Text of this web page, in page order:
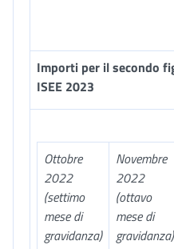
Importi per il secondo
ISEE 2023
Ottobre
2022
(settimo
mese di
gravidanza)
Novembre
2022
(ottavo
mese di
gravidanza)